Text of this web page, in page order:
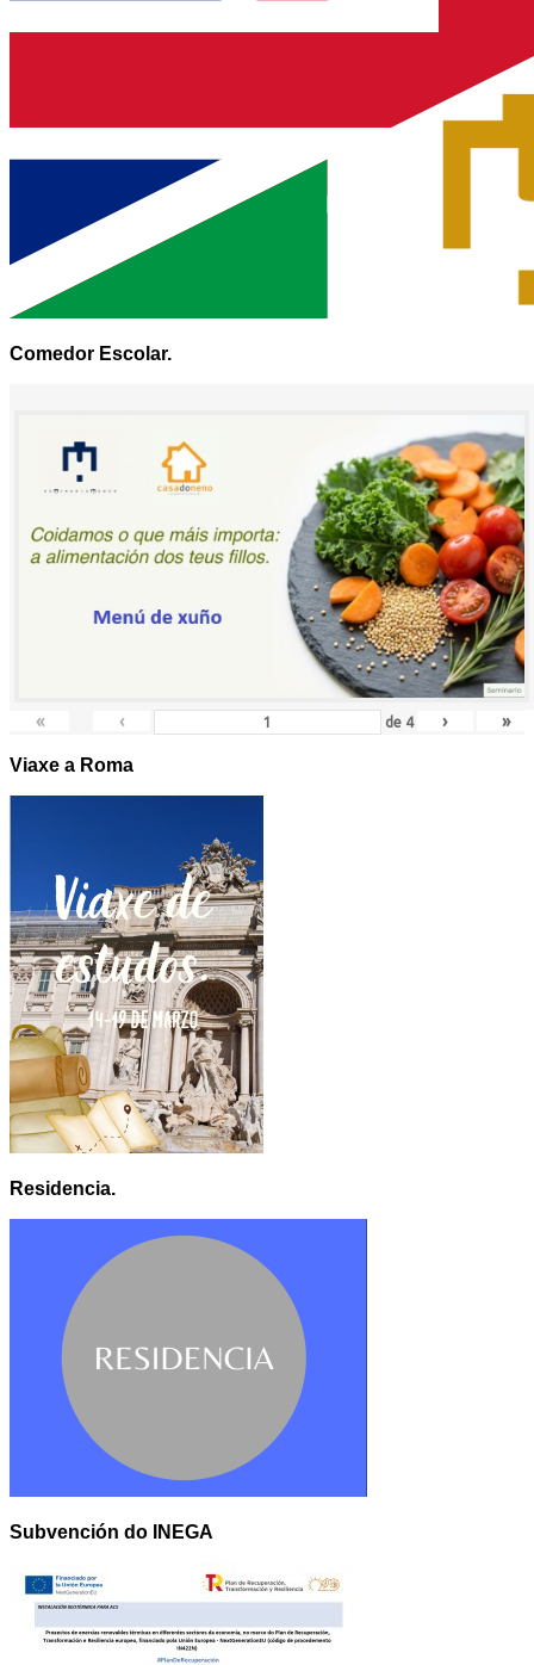
Comedor Escolar.
« ‹ de 4 › »
Viaxe a Roma
Residencia.
Subvención do INEGA